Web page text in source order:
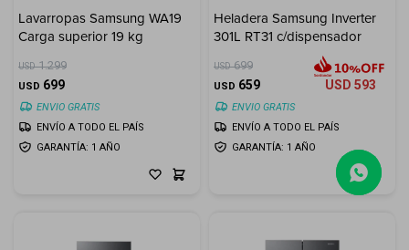
Lavarropas Samsung WA19
Carga superior 19 kg
USD 1.299
USD 699
ENVIO GRATIS
GARANTÍA: 1 AÑO
ENVÍO A TODO EL PAÍS
Heladera Samsung Inverter
301L RT31 c/dispensador
USD 699
USD 659 USD 593
ENVIO GRATIS
GARANTÍA: 1 AÑO
ENVÍO A TODO EL PAÍS